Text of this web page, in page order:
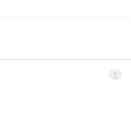
1